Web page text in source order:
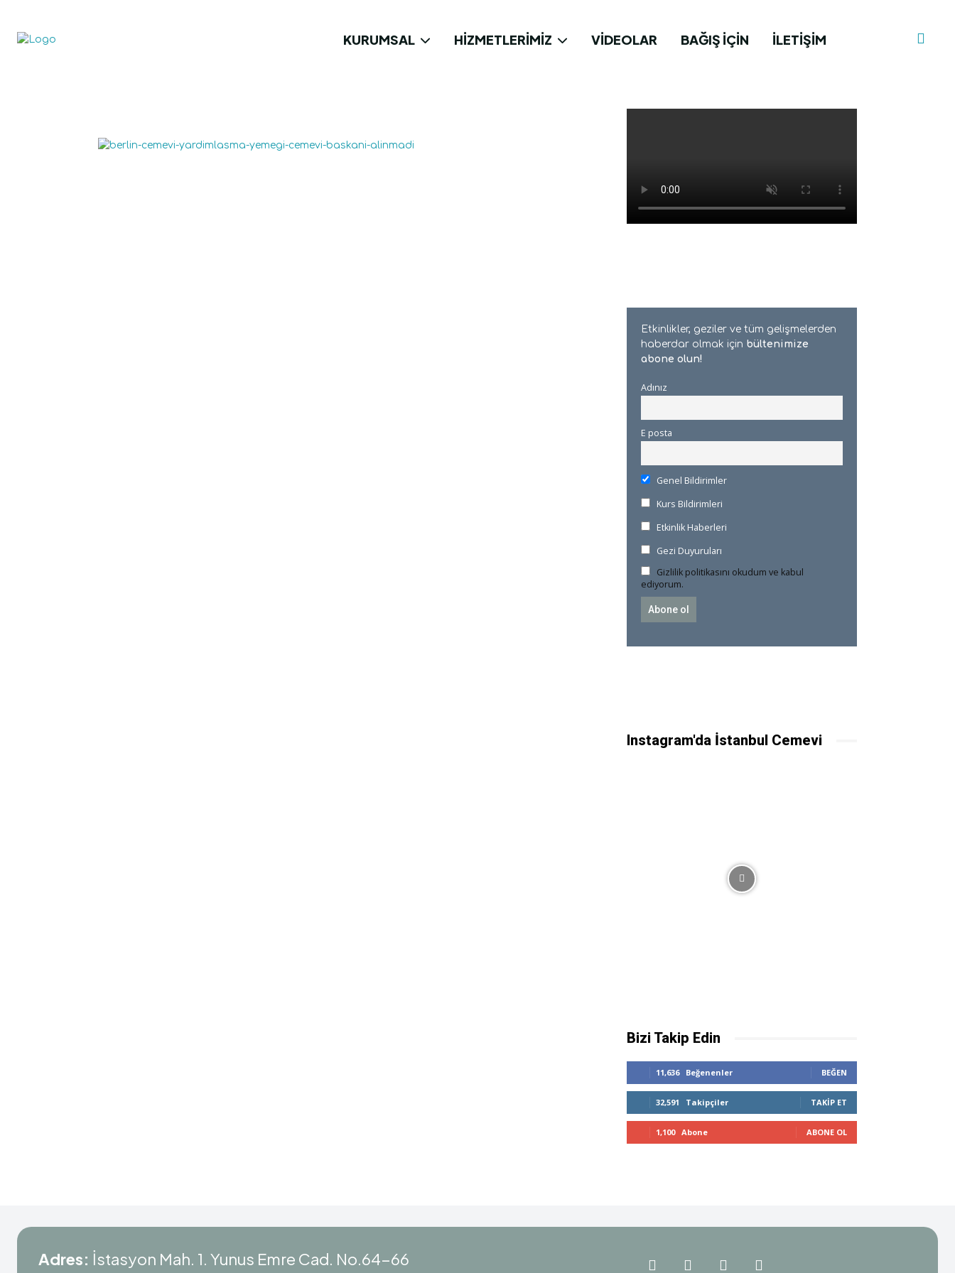
KURUMSAL HIZMETLERIMIZ VIDEOLAR BAĞIŞ İÇIN İLETIŞIM
Etkinlikler, geziler ve tüm gelişmelerden
haberdar olmak için bültenimize
abone olun!
Adınız
E posta
Genel Bildirimler
Kurs Bildirimleri
Etkinlik Haberleri
Gezi Duyuruları
Gizlilik politikasını okudum ve kabul
ediyorum.
Instagram'da İstanbul Cemevi
Bizi Takip Edin
11,636 Beğenenler BEĞEN
32,591 Takipçiler TAKIP ET
1,100 Abone ABONE OL
Adres: İstasyon Mah. 1. Yunus Emre Cad. No.64-66